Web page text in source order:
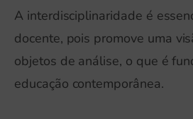
A interdisciplinaridade é
docente, pois promove uma
objetos de análise, o que é
educação contemporânea.